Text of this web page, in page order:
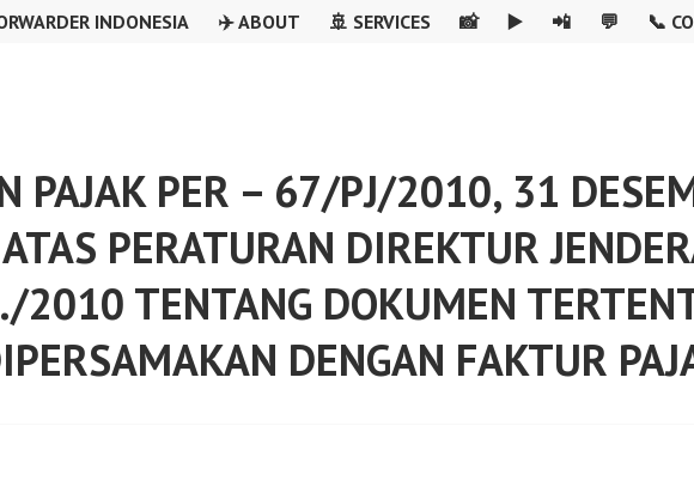
INDONESIA ✈️ ABOUT 🚢 SERVICES 📸 ▶️ 📲 💬 📞
PAJAK PER – 67/PJ/2010, 31
PERATURAN DIREKTUR
2010 TENTANG DOKUMEN
DENGAN FAKTUR